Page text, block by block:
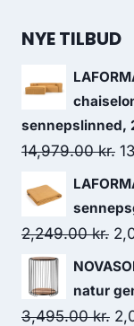
NYE TILBUD
sennepslinned,
14,979.00kr.
2,249.00kr.
natur
3,495.00kr.